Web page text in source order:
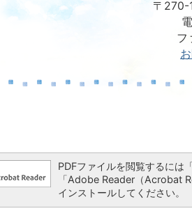
〒270-
フ
PDFファイルを閲覧するに
「Adobe Reader（Acrobat
インストールしてください。